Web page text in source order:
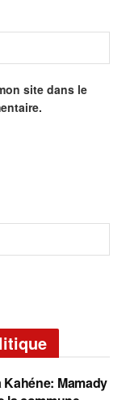
site dans le
Mamady